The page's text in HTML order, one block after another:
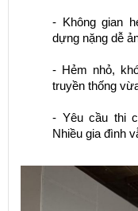
- Không gian
dựng nặng dễ
- Hẻm nhỏ,
truyền thống
- Yêu cầu thi
Nhiều gia đình